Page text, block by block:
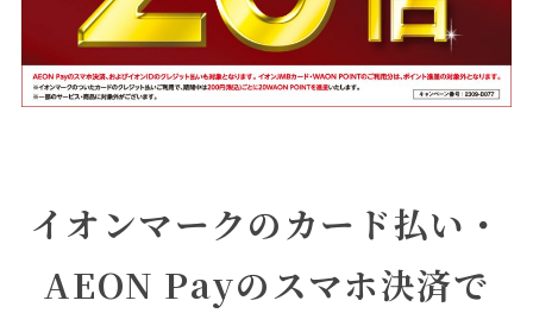
イオンマークのカード払い・
AEON Payのスマホ決済で